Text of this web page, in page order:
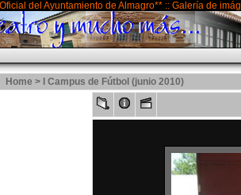
del Ayuntamiento de Almagro** :: Galería de
Home > I Campus de Fútbol (junio 2010)